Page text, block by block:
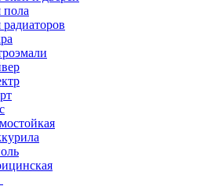
пола
радиаторов